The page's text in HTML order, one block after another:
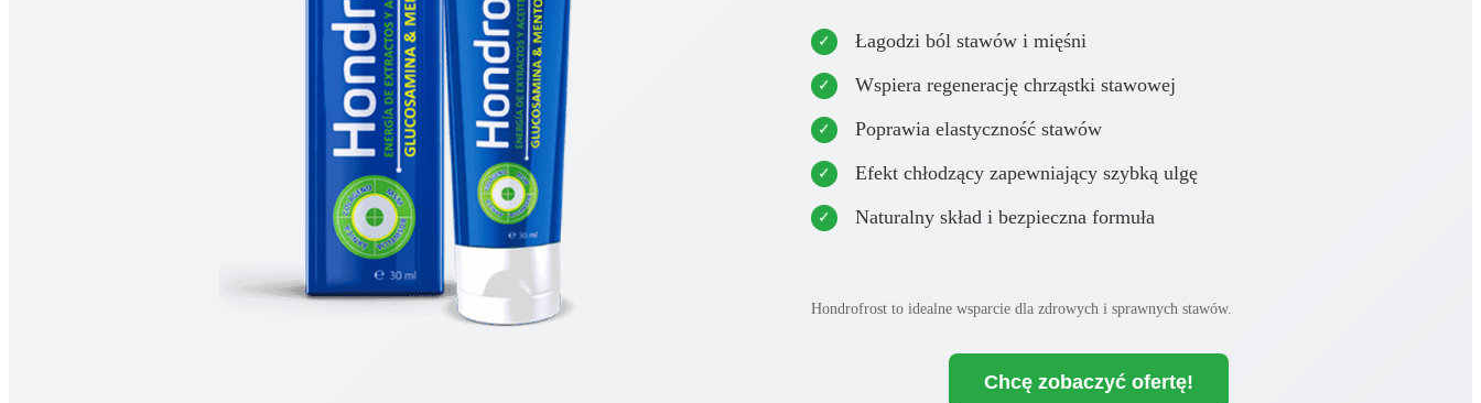
Łagodzi ból stawów i mięśni
Wspiera regenerację chrząstki stawowej
Poprawia elastyczność stawów
Efekt chłodzący zapewniający szybką ulgę
Naturalny skład i bezpieczna formuła
Hondrofrost to idealne wsparcie dla zdrowych i sprawnych stawów.
Chcę zobaczyć ofertę!